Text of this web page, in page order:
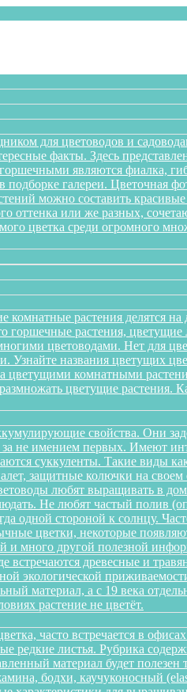
для цветоводов и
факты. Здесь
являются фиалка,
галереи. Цветочная
можно составить
оттенка или же разных,
цветка среди огромного
растения делятся
горшечные растения,
цветоводами. Нет для
названия цветущих
цветущими комнатными
цветущие растения.
свойства. Они
за не имением первых. Имеют
суккуленты. Такие виды
защитные колючки на своем
любят выращивать в
Не любят частый полив
одной стороной к солнцу.
цветки, некоторые
и много другой полезной
встречаются древесные и
экологической
материал, а с 19 века
растение не цветёт.
часто встречается в
редкие листья. Рубрика
материал будет полезен
бодхи, каучуконосный